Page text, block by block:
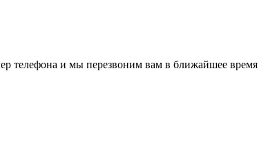
телефона и мы перезвоним вам в ближайшее время